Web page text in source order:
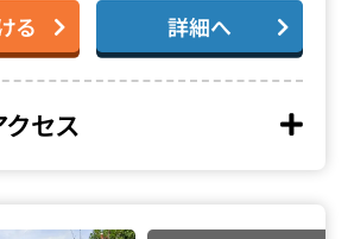
る 詳細へ
クセス
細へ